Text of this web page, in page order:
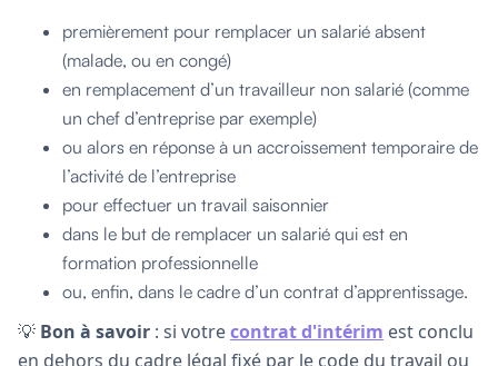
premièrement pour remplacer un salarié absent
(malade, ou en congé)
en remplacement d’un travailleur non salarié (comme
un chef d’entreprise par exemple)
ou alors en réponse à un accroissement temporaire de
l’activité de l’entreprise
pour effectuer un travail saisonnier
dans le but de remplacer un salarié qui est en
formation professionnelle
ou, enfin, dans le cadre d’un contrat d’apprentissage.
💡 Bon à savoir : si votrecontrat d'intérim est conclu
en dehors du cadre légal fixé par le code du travail ou